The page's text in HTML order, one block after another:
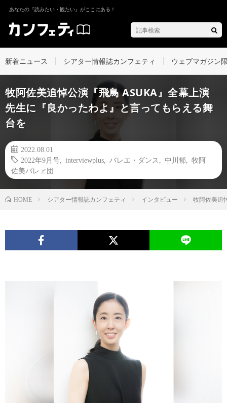
あなたの『読みたい・観たい』がここにある！
新着ニュース シアター情報誌カンフェティ ウェブマガジン
牧阿佐美追悼公演『飛鳥 ASUKA』全幕上演
先生に『良かったわよ』と言ってもらえる舞
台を
2022.08.01
2022年9月号
interviewplus バレエ・ダンス 中川郁
牧阿
佐美バレヱ団
HOME シアター情報誌カンフェティ インタビュー 牧阿佐美追